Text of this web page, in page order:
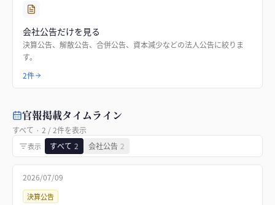
会社公告だけを見る
決算公告、解散公告、合併公告、資本減少などの法人公告に絞りま
す。
2件
官報掲載タイムライン
すべて · 2 /2件を表示
表示 すべて 2 会社公告 2
2026/07/09
決算公告